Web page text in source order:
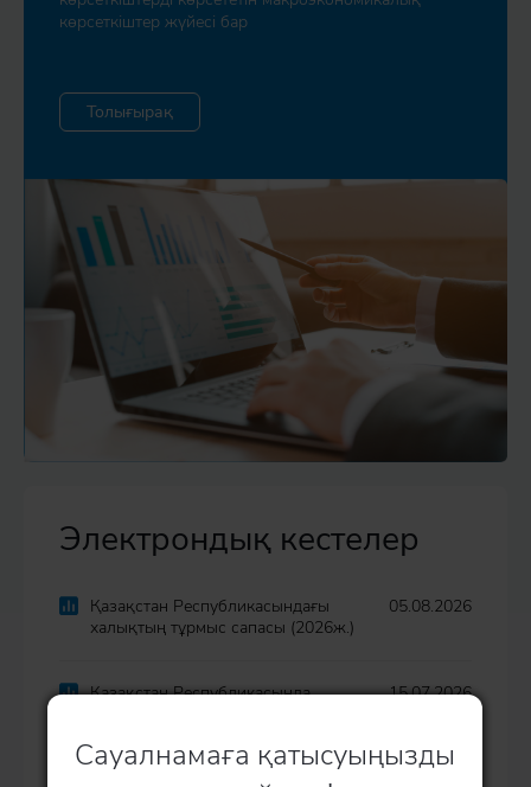
көрсеткіштер жүйесі бар
Толығырақ
Электрондық кестелер
Қазақстан Республикасындағы
халықтың тұрмыс сапасы (2026ж.)
05.08.2026
Қазақстан Республикасында
15.07.2026
Сауалнамаға қатысуыңызды